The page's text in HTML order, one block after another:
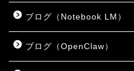
ブログ（Notebook LM）
ブログ（OpenClaw）